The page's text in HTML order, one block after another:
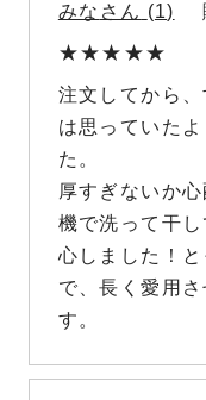
みな 1
注文してから
は思っていた
た。
厚すぎないか
機で洗って干
心しました！
で、長く愛用
す。